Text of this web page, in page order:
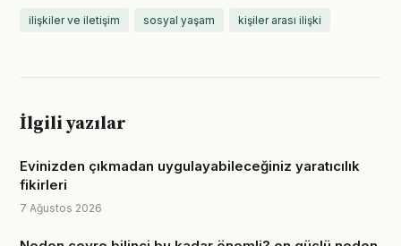
ilişkiler ve iletişim sosyal yaşam kişiler arası ilişki
İlgili yazılar
Evinizden çıkmadan uygulayabileceğiniz yaratıcılık
fikirleri
7 Ağustos 2026